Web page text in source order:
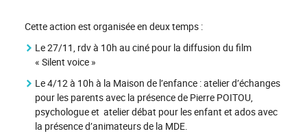
Cette action est organisée en deux temps :
Le 27/11, rdv à 10h au ciné pour la diffusion du film
« Silent voice »
Le 4/12 à 10h à la Maison de l’enfance : atelier d’échanges
pour les parents avec la présence de Pierre POITOU,
psychologue et atelier débat pour les enfant et ados avec
la présence d’animateurs de la MDE.